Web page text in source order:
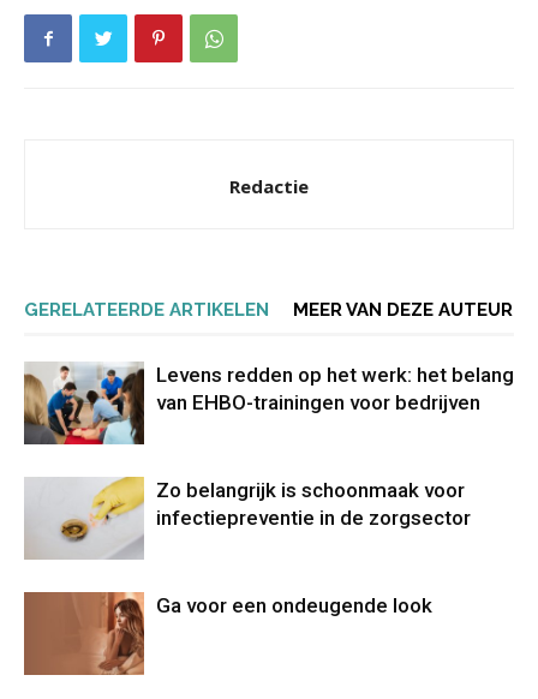
Redactie
GERELATEERDE ARTIKELEN MEER VAN DEZE AUTEUR
Levens redden op het werk: het belang
van EHBO-trainingen voor bedrijven
Zo belangrijk is schoonmaak voor
infectiepreventie in de zorgsector
Ga voor een ondeugende look